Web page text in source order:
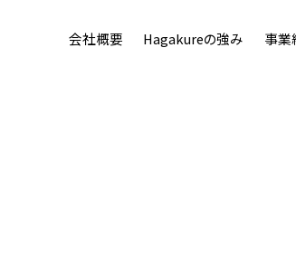
会社概要 Hagakureの強み 事業